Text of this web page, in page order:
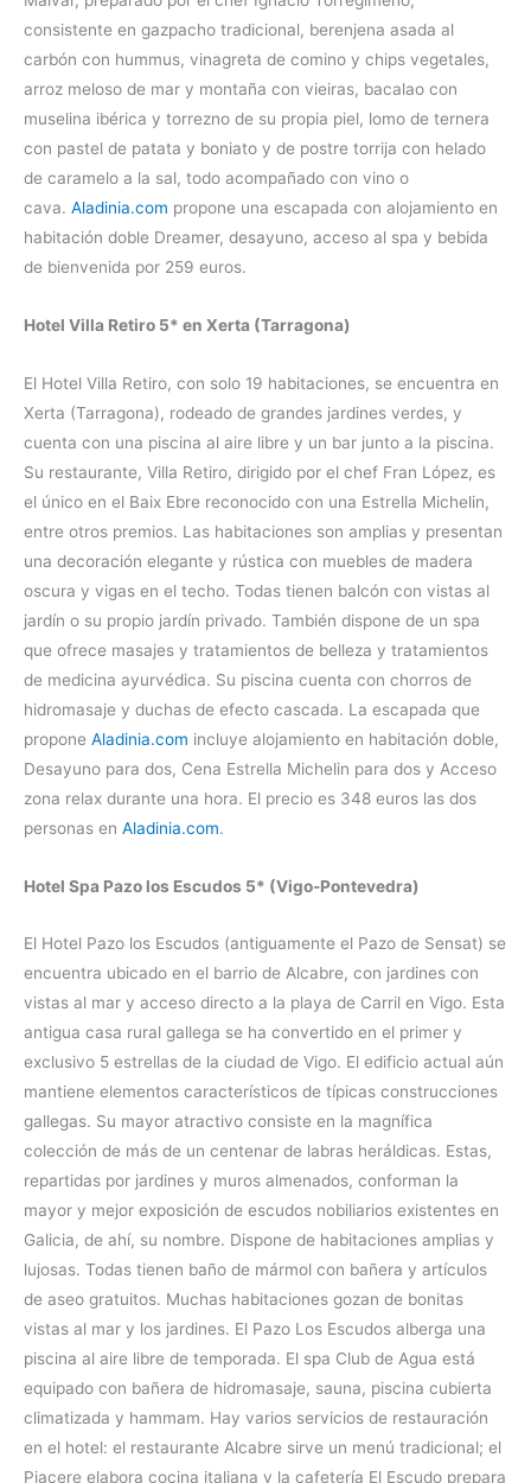
consistente en gazpacho tradicional, berenjena asada al
carbón con hummus, vinagreta de comino y chips vegetales,
arroz meloso de mar y montaña con vieiras, bacalao con
muselina ibérica y torrezno de su propia piel, lomo de ternera
con pastel de patata y boniato y de postre torrija con helado
de caramelo a la sal, todo acompañado con vino o
cava. Aladinia.com propone una escapada con alojamiento en
habitación doble Dreamer, desayuno, acceso al spa y bebida
de bienvenida por 259 euros.
Hotel Villa Retiro 5* en Xerta (Tarragona)
El Hotel Villa Retiro, con solo 19 habitaciones, se encuentra en
Xerta (Tarragona), rodeado de grandes jardines verdes, y
cuenta con una piscina al aire libre y un bar junto a la piscina.
Su restaurante, Villa Retiro, dirigido por el chef Fran López, es
el único en el Baix Ebre reconocido con una Estrella Michelin,
entre otros premios. Las habitaciones son amplias y presentan
una decoración elegante y rústica con muebles de madera
oscura y vigas en el techo. Todas tienen balcón con vistas al
jardín o su propio jardín privado. También dispone de un spa
que ofrece masajes y tratamientos de belleza y tratamientos
de medicina ayurvédica. Su piscina cuenta con chorros de
hidromasaje y duchas de efecto cascada. La escapada que
propone Aladinia.com incluye alojamiento en habitación doble,
Desayuno para dos, Cena Estrella Michelin para dos y Acceso
zona relax durante una hora. El precio es 348 euros las dos
personas en Aladinia.com.
Hotel Spa Pazo los Escudos 5* (Vigo-Pontevedra)
El Hotel Pazo los Escudos (antiguamente el Pazo de Sensat) se
encuentra ubicado en el barrio de Alcabre, con jardines con
vistas al mar y acceso directo a la playa de Carril en Vigo. Esta
antigua casa rural gallega se ha convertido en el primer y
exclusivo 5 estrellas de la ciudad de Vigo. El edificio actual aún
mantiene elementos característicos de típicas construcciones
gallegas. Su mayor atractivo consiste en la magnífica
colección de más de un centenar de labras heráldicas. Estas,
repartidas por jardines y muros almenados, conforman la
mayor y mejor exposición de escudos nobiliarios existentes en
Galicia, de ahí, su nombre. Dispone de habitaciones amplias y
lujosas. Todas tienen baño de mármol con bañera y artículos
de aseo gratuitos. Muchas habitaciones gozan de bonitas
vistas al mar y los jardines. El Pazo Los Escudos alberga una
piscina al aire libre de temporada. El spa Club de Agua está
equipado con bañera de hidromasaje, sauna, piscina cubierta
climatizada y hammam. Hay varios servicios de restauración
en el hotel: el restaurante Alcabre sirve un menú tradicional; el
Piacere elabora cocina italiana y la cafetería El Escudo prepara